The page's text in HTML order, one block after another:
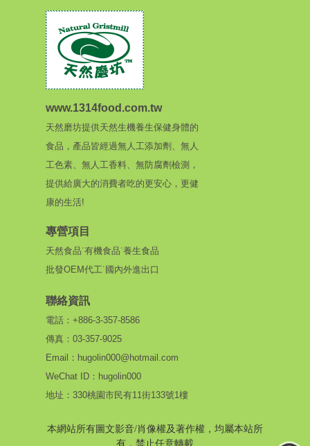
www.1314food.com.tw
天然磨坊提供天然生機養生保健身體的
食品，產品皆經過無人工添加劑、無人
工色素、無人工香料、無防腐劑檢測，
提供給廣大的消費者吃的更安心，更健
康的生活!
專營項目
天然食品˙有機食品˙養生食品
批發OEM代工˙國內外進出口
聯絡資訊
電話：+886-3-357-8586
傳真：03-357-9025
Email：hugolin000@hotmail.com
WeChat ID：hugolin000
地址：330桃園市民有11街133號1樓
本網站所有圖文影音/肖像權及著作權，均屬本站所
有，禁止任意轉載